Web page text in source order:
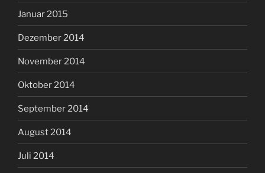
Januar 2015
Dezember 2014
November 2014
Oktober 2014
September 2014
August 2014
Juli 2014